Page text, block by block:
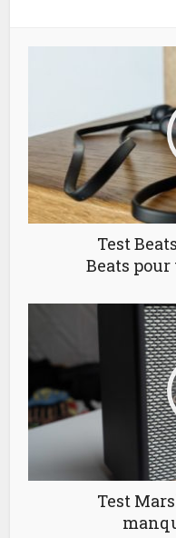
Test
Beats
Test